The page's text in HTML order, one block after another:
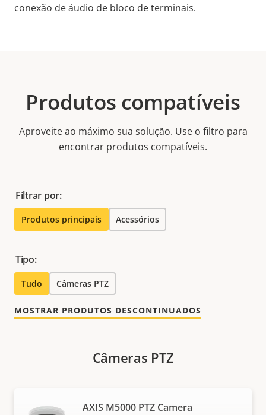
conexão de áudio de bloco de terminais.
Produtos compatíveis
Aproveite ao máximo sua solução. Use o filtro para
encontrar produtos compatíveis.
Filtrar por:
Produtos principais Acessórios
Tipo:
Tudo Câmeras PTZ
MOSTRAR PRODUTOS DESCONTINUADOS
Câmeras PTZ
AXIS M5000 PTZ Camera